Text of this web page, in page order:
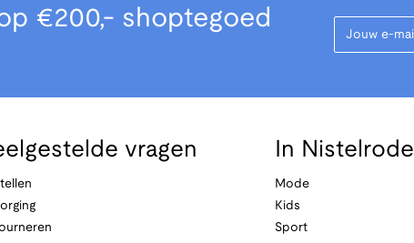
€200,- shoptegoed Your Email
vragen In Nistelrode
Mode
Kids
Sport